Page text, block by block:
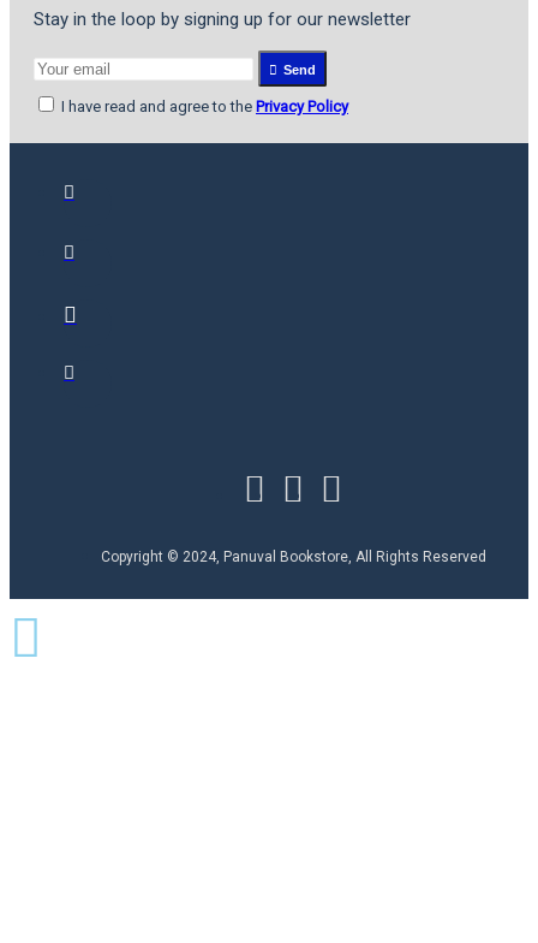
Stay in the loop by signing up for our newsletter
Send
I have read and agree to the Privacy Policy
Copyright © 2024, Panuval Bookstore, All Rights Reserved